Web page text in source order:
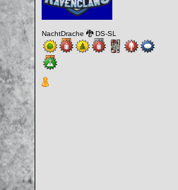
NachtDrache 🐉 DS-SL